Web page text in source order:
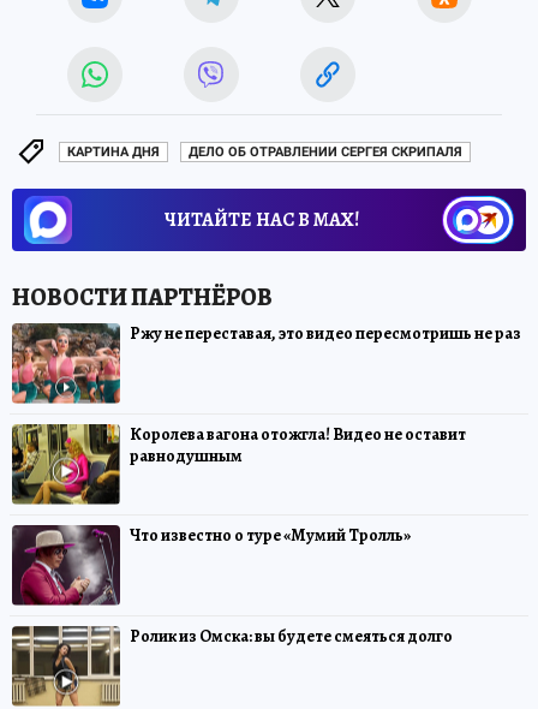
КАРТИНА ДНЯ ДЕЛО ОБ ОТРАВЛЕНИИ СЕРГЕЯ СКРИПАЛЯ
ЧИТАЙТЕ НАС В МАХ!
Ржу не переставая, это видео пересмотришь не раз
Королева вагона отожгла! Видео не оставит
равнодушным
Что известно о туре «Мумий Тролль»
Ролик из Омска: вы будете смеяться долго